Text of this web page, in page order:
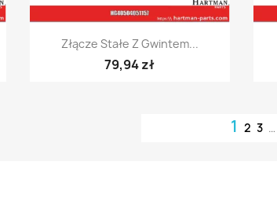
Szybki podgląd
Złącze Stałe Z Gwintem...
79,94 zł
123 …